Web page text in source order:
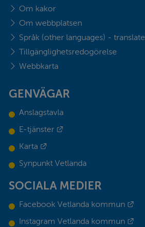
Om kakor
Om webbplatsen
Språk (other languages) - translate
Tillgänglighetsredogörelse
Webbkarta
GENVÄGAR
Anslagstavla
E-tjänster
Karta
Synpunkt Vetlanda
SOCIALA MEDIER
Facebook Vetlanda kommun
Instagram Vetlanda kommun